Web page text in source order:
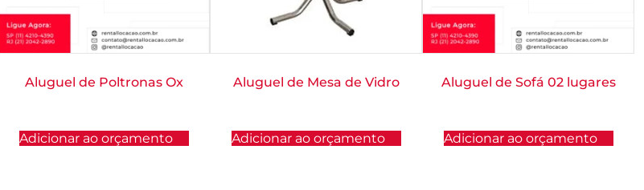
Aluguel de Poltronas Ox
Adicionar ao orçamento
Aluguel de Mesa de Vidro
Adicionar ao orçamento
Aluguel de Sofá 02 lugares
Adicionar ao orçamento